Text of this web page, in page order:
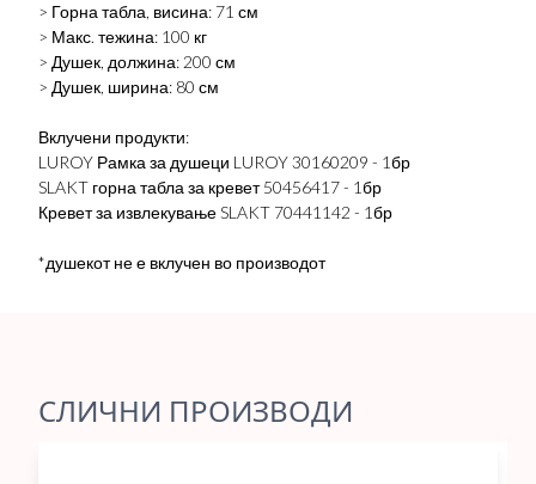
> Горна табла, висина: 71 см
> Макс. тежина: 100 кг
> Душек, должина: 200 см
> Душек, ширина: 80 см
Вклучени продукти:
LUROY Рамка за душеци LUROY 30160209 - 1бр
SLAKT горна табла за кревет 50456417 - 1бр
Кревет за извлекување SLAKT 70441142 - 1бр
*душекот не е вклучен во производот
СЛИЧНИ ПРОИЗВОДИ